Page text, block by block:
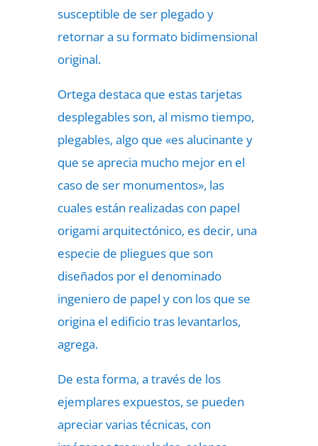
susceptible de ser plegado y
retornar a su formato bidimensional
original.
Ortega destaca que estas tarjetas
desplegables son, al mismo tiempo,
plegables, algo que «es alucinante y
que se aprecia mucho mejor en el
caso de ser monumentos», las
cuales están realizadas con papel
origami arquitectónico, es decir, una
especie de pliegues que son
diseñados por el denominado
ingeniero de papel y con los que se
origina el edificio tras levantarlos,
agrega.
De esta forma, a través de los
ejemplares expuestos, se pueden
apreciar varias técnicas, con